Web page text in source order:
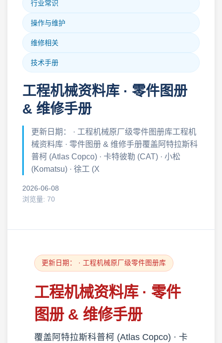
行业常识
操作与维护
维修相关
技术手册
工程机械资料库 · 零件图册
& 维修手册
更新日期： · 工程机械原厂级零件图册库工程机
械资料库 · 零件图册 & 维修手册覆盖阿特拉斯科
普柯 (Atlas Copco) · 卡特彼勒 (CAT) · 小松
(Komatsu) · 徐工 (X
2026-06-08
浏览量: 70
更新日期： · 工程机械原厂级零件图册库
工程机械资料库 · 零件
图册 & 维修手册
覆盖阿特拉斯科普柯 (Atlas Copco) · 卡